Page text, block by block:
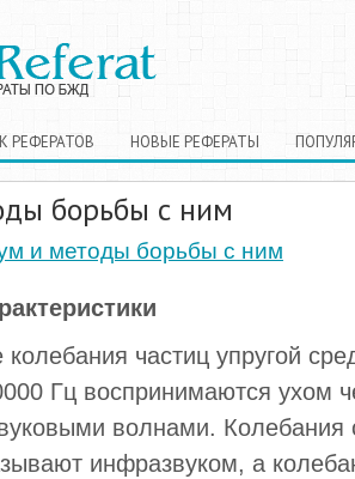
РЕФЕРАТОВ НОВЫЕ РЕФЕРАТЫ
борьбы с ним
и методы борьбы с ним
колебания частиц упругой
Гц воспринимаются ухом
волнами. Колебания
инфразвуком, а